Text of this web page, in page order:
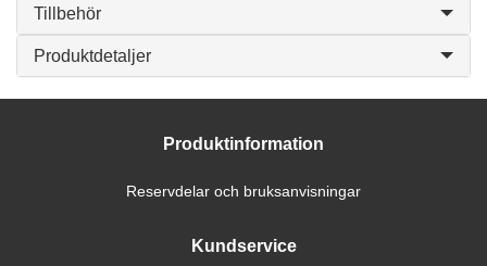
Tillbehör
Produktdetaljer
Produktinformation
Reservdelar och bruksanvisningar
Kundservice